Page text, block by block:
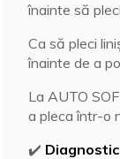
înainte să
Ca să pleci
înainte de a
La AUTO
a pleca într-o
✔️